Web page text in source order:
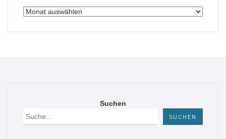
Archiv
Suchen
SUCHEN